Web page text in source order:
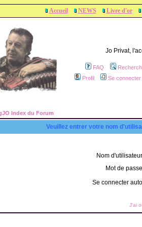
Accueil NEWS Livre d'or
Jo Privat,
FAQ
Profil
Se
Index du Forum
Veuillez entrer votre nom
Nom
Mot de
Se connecter
J'ai